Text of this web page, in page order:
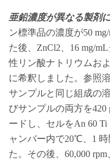
亜鉛濃度が異なる製剤
ン標準品の濃度が50
た後、ZnCl2、16 mg/
性リン酸ナトリウムお
に希釈しました。参照
サンプルと同じ組成の
びサンプルの両方を
ードし、セルをAn 60
ャンバー内で20℃、1
た。その後、60,000